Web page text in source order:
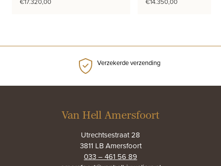
Verzekerde verzending
Van Hell Amersfoort
Utrechtsestraat 28
3811 LB Amersfoort
033 – 461 56 89